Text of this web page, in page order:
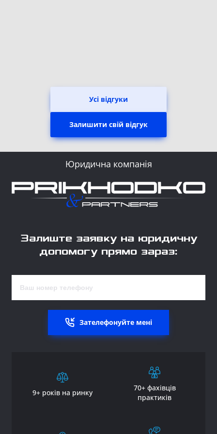
Усі відгуки
Залишити свій відгук
Юридична компанія
Залиште заявку на юридичну
допомогу прямо зараз:
Зателефонуйте мені
9+ років на ринку
70+ фахівців
практиків